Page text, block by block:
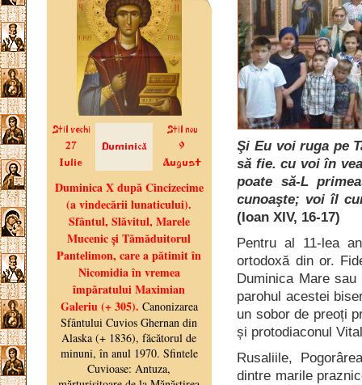
Şi Eu voi ruga pe
să fie. cu voi în
poate să-L
cunoaşte; voi îl
(Ioan XIV, 16-17)
Pentru al 11-lea
ortodoxă din or.
Duminica Mare
parohul acestei
un sobor de preoți
și protodiaconul
Rusaliile,
dintre marile